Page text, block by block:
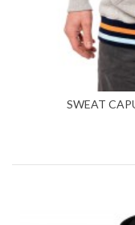
SWEAT